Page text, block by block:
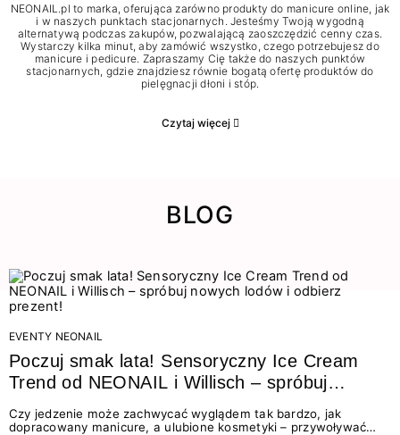
NEONAIL.pl to marka, oferująca zarówno produkty do manicure online, jak
i w naszych punktach stacjonarnych. Jesteśmy Twoją wygodną
alternatywą podczas zakupów, pozwalającą zaoszczędzić cenny czas.
Wystarczy kilka minut, aby zamówić wszystko, czego potrzebujesz do
manicure i pedicure. Zapraszamy Cię także do naszych punktów
stacjonarnych, gdzie znajdziesz równie bogatą ofertę produktów do
pielęgnacji dłoni i stóp.
Czytaj więcej
BLOG
EVENTY NEONAIL
Poczuj smak lata! Sensoryczny Ice Cream
Trend od NEONAIL i Willisch – spróbuj
nowych lodów i odbierz prezent!
Czy jedzenie może zachwycać wyglądem tak bardzo, jak
dopracowany manicure, a ulubione kosmetyki – przywoływać